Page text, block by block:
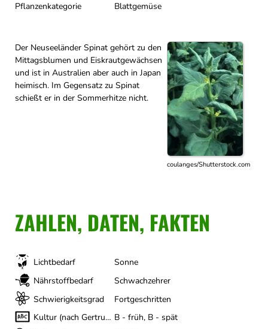
Pflanzenkategorie
Blattgemüse
coulanges/Shutterstock.com
Der Neuseeländer Spinat gehört zu den
Mittagsblumen und Eiskrautgewächsen
und ist in Australien aber auch in Japan
heimisch. Im Gegensatz zu Spinat
schießt er in der Sommerhitze nicht.
ZAHLEN, DATEN, FAKTEN
Lichtbedarf
Sonne
Nährstoffbedarf
Schwachzehrer
Schwierigkeitsgrad
Fortgeschritten
Kultur (nach Gertrud Franck)
B - früh, B - spät